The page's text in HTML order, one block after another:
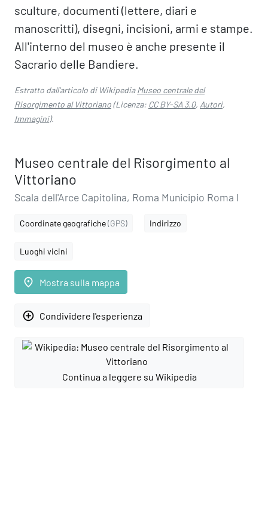
sculture, documenti (lettere, diari e
manoscritti), disegni, incisioni, armi e stampe.
All'interno del museo è anche presente il
Sacrario delle Bandiere.
Estratto dall'articolo di WikipediaMuseo centrale del
Risorgimento al Vittoriano(Licenza: CC BY-SA 3.0, Autori,
Immagini).
Museo centrale del Risorgimento al
Vittoriano
Scala dell'Arce Capitolina, Roma Municipio Roma I
Coordinate geografiche(GPS) Indirizzo
Luoghi vicini
place Mostra sulla mappa
add_circle_outline Condividere l'esperienza
Continua a leggere su Wikipedia